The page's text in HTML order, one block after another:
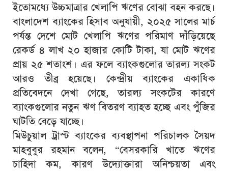
ইতোমধ্যে উচ্চমাত্রার খেলাপি ঋণের বোঝা বহন করছে।
বাংলাদেশ ব্যাংকের হিসাব অনুযায়ী, ২০২৫ সালের মার্চ
পর্যন্ত দেশে মোট খেলাপি ঋণের পরিমাণ দাঁড়িয়েছে
রেকর্ড ৪ লাখ ২০ হাজার কোটি টাকা, যা মোট ঋণের
প্রায় ২৫ শতাংশ। এর ফলে ব্যাংকগুলোর তারল্য সংকট
আরও তীব্র হয়েছে। কেন্দ্রীয় ব্যাংকের একাধিক
প্রতিবেদনে দেখা গেছে, তারল্য সংকটের কারণে
ব্যাংকগুলোর নতুন ঋণ বিতরণ ব্যাহত হচ্ছে এবং পুঁজির
ঘাটতি বেড়ে যাচ্ছে।
মিউচুয়াল ট্রাস্ট ব্যাংকের ব্যবস্থাপনা পরিচালক সৈয়দ
মাহবুবুর রহমান বলেন, “বেসরকারি খাতে ঋণের
চাহিদা কম, কারণ উদ্যোক্তারা অনিশ্চয়তা এবং